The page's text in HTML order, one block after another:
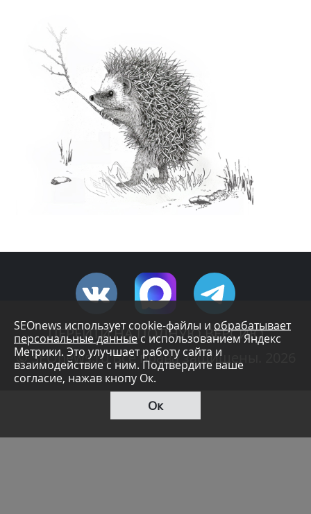
SEOnews использует cookie-файлы и обрабатывает
персональные данные с использованием Яндекс
Метрики. Это улучшает работу сайта и
взаимодействие с ним. Подтвердите ваше
согласие, нажав кнопу Ок.
Ок
ПЕРЕЙТИ НА ПОЛНУЮ ВЕРСИЮ
© SEOnews.ru Все права защищены. 2026